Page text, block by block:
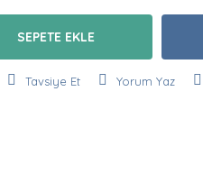
SEPETE EKLE
Tavsiye Et Yorum Yaz